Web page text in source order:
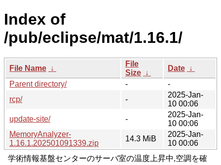
Index of
/pub/eclipse/mat/1.16.1/
File Name ↓
File
Size ↓
Date ↓
Parent directory/
-
-
rcp/
-
2025-Jan-
10 00:06
update-site/
-
2025-Jan-
10 00:06
MemoryAnalyzer-
1.16.1.202501091339.zip
14.3 MiB
2025-Jan-
10 00:06